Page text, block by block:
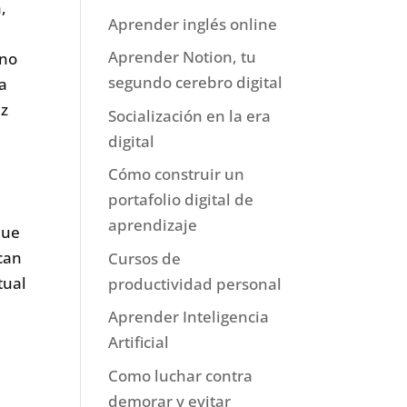
Aprender inglés online
Aprender Notion, tu
segundo cerebro digital
Socialización en la era
digital
Cómo construir un
portafolio digital de
aprendizaje
Cursos de
productividad personal
Aprender Inteligencia
Artificial
Como luchar contra
demorar y evitar